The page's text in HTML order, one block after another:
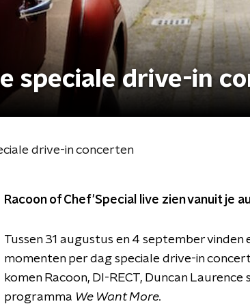
speciale drive-in
drive-in concerten
Racoon of Chef'Special live zien vanuit je
Tussen 31 augustus en 4 september
momenten per dag speciale drive-in
komen Racoon, DI-RECT, Duncan
programma We Want More.